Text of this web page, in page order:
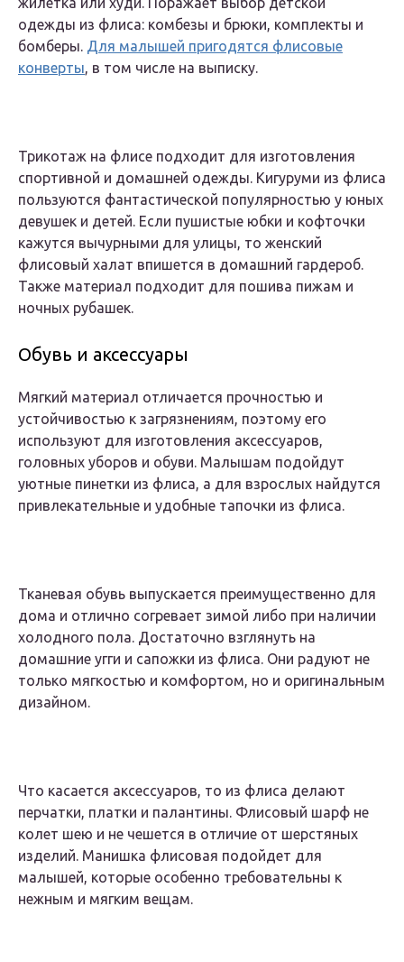
одежды из флиса: комбезы и брюки, комплекты и
бомберы. Для малышей пригодятся флисовые
конверты, в том числе на выписку.
Трикотаж на флисе подходит для изготовления
спортивной и домашней одежды. Кигуруми из флиса
пользуются фантастической популярностью у юных
девушек и детей. Если пушистые юбки и кофточки
кажутся вычурными для улицы, то женский
флисовый халат впишется в домашний гардероб.
Также материал подходит для пошива пижам и
ночных рубашек.
Обувь и аксессуары
Мягкий материал отличается прочностью и
устойчивостью к загрязнениям, поэтому его
используют для изготовления аксессуаров,
головных уборов и обуви. Малышам подойдут
уютные пинетки из флиса, а для взрослых найдутся
привлекательные и удобные тапочки из флиса.
Тканевая обувь выпускается преимущественно для
дома и отлично согревает зимой либо при наличии
холодного пола. Достаточно взглянуть на
домашние угги и сапожки из флиса. Они радуют не
только мягкостью и комфортом, но и оригинальным
дизайном.
Что касается аксессуаров, то из флиса делают
перчатки, платки и палантины. Флисовый шарф не
колет шею и не чешется в отличие от шерстяных
изделий. Манишка флисовая подойдет для
малышей, которые особенно требовательны к
нежным и мягким вещам.